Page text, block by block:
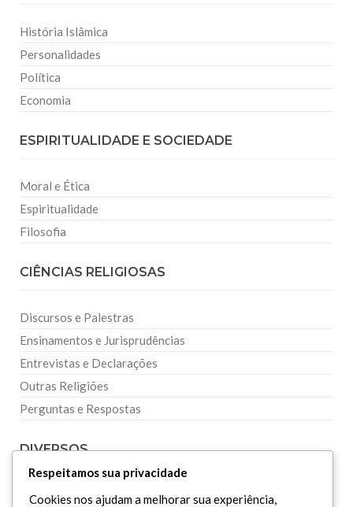
História Islâmica
Personalidades
Política
Economia
ESPIRITUALIDADE E SOCIEDADE
Moral e Ética
Espiritualidade
Filosofia
CIÊNCIAS RELIGIOSAS
Discursos e Palestras
Ensinamentos e Jurisprudências
Entrevistas e Declarações
Outras Religiões
Perguntas e Respostas
DIVERSOS
Curiosidades
Respeitamos sua privacidade
Cookies nos ajudam a melhorar sua experiência,